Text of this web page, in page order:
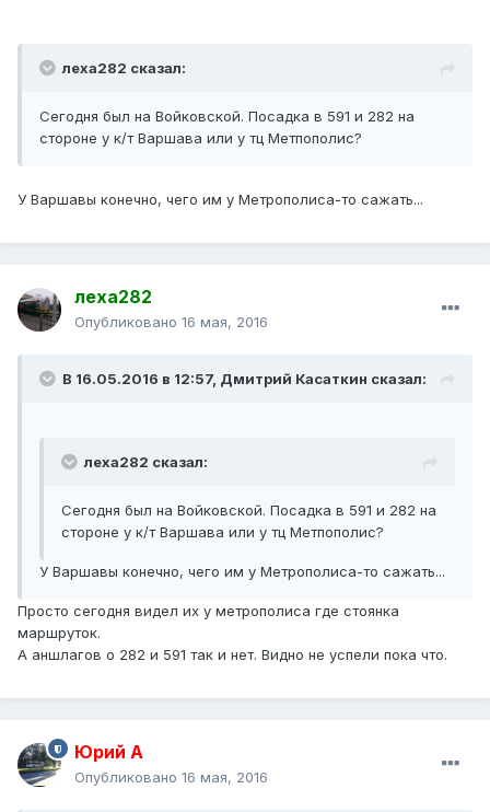
леха282 сказал:
Сегодня был на Войковской. Посадка в 591 и 282 на
стороне у к/т Варшава или у тц Метпополис?
У Варшавы конечно, чего им у Метрополиса-то сажать...
леха282
Опубликовано 16 мая, 2016
В 16.05.2016 в 12:57, Дмитрий Касаткин сказал:
леха282 сказал:
Сегодня был на Войковской. Посадка в 591 и 282 на
стороне у к/т Варшава или у тц Метпополис?
У Варшавы конечно, чего им у Метрополиса-то сажать...
Просто сегодня видел их у метрополиса где стоянка
маршруток.
А аншлагов о 282 и 591 так и нет. Видно не успели пока что.
Юрий А
Опубликовано 16 мая, 2016